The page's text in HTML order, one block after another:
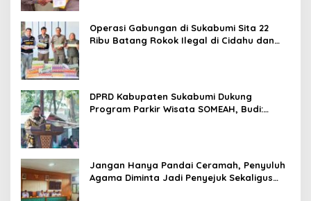
Operasi Gabungan di Sukabumi Sita 22
Ribu Batang Rokok Ilegal di Cidahu dan
DPRD Kabupaten Sukabumi Dukung
Program Parkir Wisata SOMEAH, Budi:
Jangan Hanya Pandai Ceramah, Penyuluh
Agama Diminta Jadi Penyejuk Sekaligus